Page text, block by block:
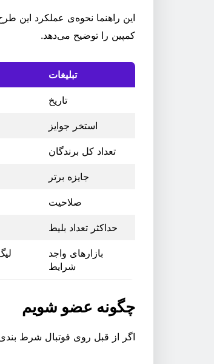
این راهنما نحوه‌ی عملکرد این
کمپین را توضیح می‌دهد.
تبلیغات
تاریخ
استخر جوایز
تعداد کل برندگان
جایزه برتر
صلاحیت
حداکثر تعداد بلیط
بازارهای واجد
شرایط
چگونه عضو شویم
اگر از قبل روی فوتبال شرط